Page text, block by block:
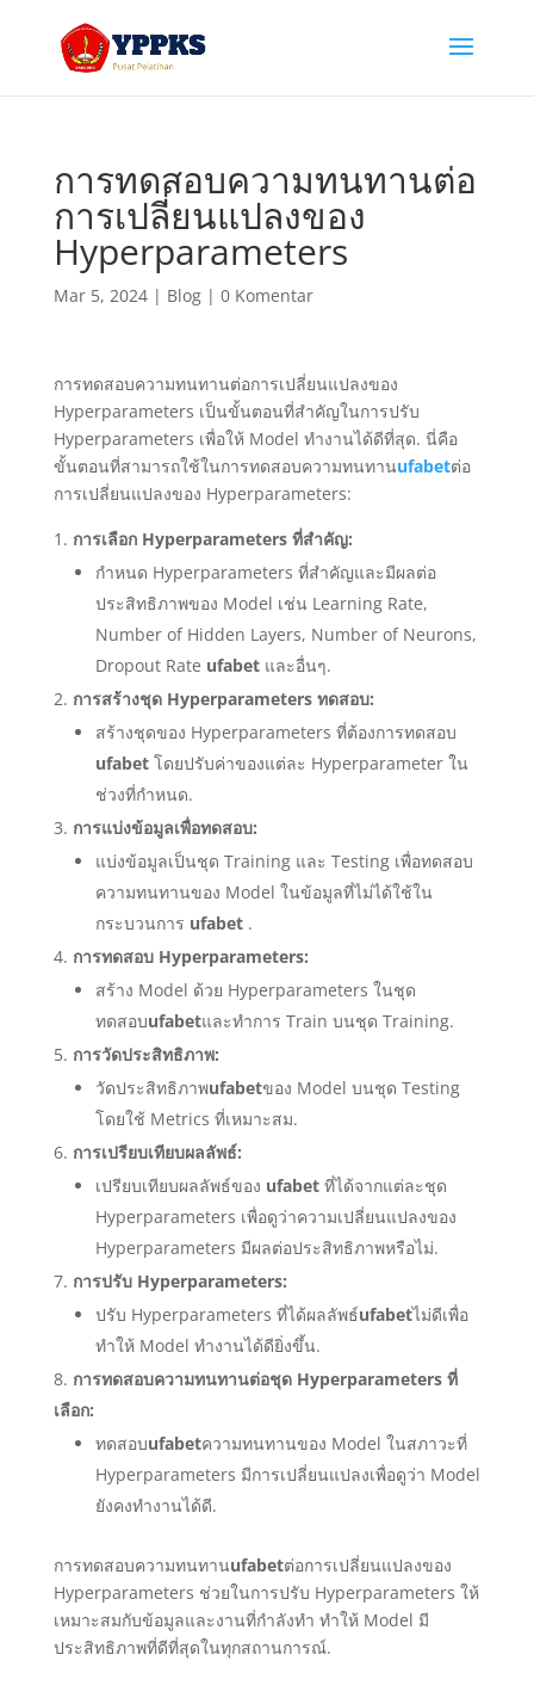
การทดสอบความทนทานต่อ
การเปลี่ยนแปลงของ
Hyperparameters
Mar 5, 2024| Blog| 0 Komentar
การทดสอบความทนทานต่อการเปลี่ยนแปลงของ
Hyperparameters เป็นขั้นตอนที่สำคัญในการปรับ
Hyperparameters เพื่อให้ Model ทำงานได้ดีที่สุด. นี่คือ
ขั้นตอนที่สามารถใช้ในการทดสอบความทนทานufabetต่อ
การเปลี่ยนแปลงของ Hyperparameters:
การเลือก Hyperparameters ที่สำคัญ:
กำหนด Hyperparameters ที่สำคัญและมีผลต่อ
ประสิทธิภาพของ Model เช่น Learning Rate,
Number of Hidden Layers, Number of Neurons,
Dropout Rate ufabetและอื่นๆ.
การสร้างชุด Hyperparameters ทดสอบ:
สร้างชุดของ Hyperparameters ที่ต้องการทดสอบ
ufabetโดยปรับค่าของแต่ละ Hyperparameter ใน
ช่วงที่กำหนด.
การแบ่งข้อมูลเพื่อทดสอบ:
แบ่งข้อมูลเป็นชุด Training และ Testing เพื่อทดสอบ
ความทนทานของ Model ในข้อมูลที่ไม่ได้ใช้ใน
กระบวนการ ufabet .
การทดสอบ Hyperparameters:
สร้าง Model ด้วย Hyperparameters ในชุด
ทดสอบufabetและทำการ Train บนชุด Training.
การวัดประสิทธิภาพ:
วัดประสิทธิภาพufabetของ Model บนชุด Testing
โดยใช้ Metrics ที่เหมาะสม.
การเปรียบเทียบผลลัพธ์:
เปรียบเทียบผลลัพธ์ของ ufabetที่ได้จากแต่ละชุด
Hyperparameters เพื่อดูว่าความเปลี่ยนแปลงของ
Hyperparameters มีผลต่อประสิทธิภาพหรือไม่.
การปรับ Hyperparameters:
ปรับ Hyperparameters ที่ได้ผลลัพธ์ufabetไม่ดีเพื่อ
ทำให้ Model ทำงานได้ดียิ่งขึ้น.
การทดสอบความทนทานต่อชุด Hyperparameters ที่
เลือก:
ทดสอบufabetความทนทานของ Model ในสภาวะที่
Hyperparameters มีการเปลี่ยนแปลงเพื่อดูว่า Model
ยังคงทำงานได้ดี.
การทดสอบความทนทานufabetต่อการเปลี่ยนแปลงของ
Hyperparameters ช่วยในการปรับ Hyperparameters ให้
เหมาะสมกับข้อมูลและงานที่กำลังทำ ทำให้ Model มี
ประสิทธิภาพที่ดีที่สุดในทุกสถานการณ์.